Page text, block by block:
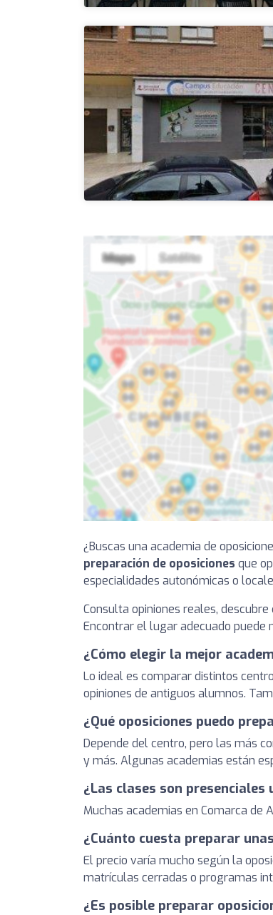
¿Buscas una academia de
preparación de oposiciones que
especialidades autonómicas o
Consulta opiniones reales,
Encontrar el lugar adecuado puede
¿Cómo elegir la mejor
Lo ideal es comparar distintos
opiniones de antiguos alumnos.
¿Qué oposiciones puedo
Depende del centro, pero las más
y más. Algunas academias están
¿Las clases son presenciales
Muchas academias en Comarca de
¿Cuánto cuesta preparar
El precio varía mucho según la
matrículas cerradas o programas
¿Es posible preparar